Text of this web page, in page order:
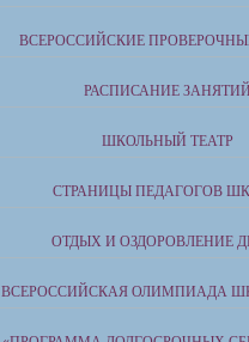
ВСЕРОССИЙСКИЕ
РАСПИСАНИЕ ЗАНЯТИЙ
ШКОЛЬНЫЙ ТЕАТР
СТРАНИЦЫ ПЕДАГОГОВ
ОТДЫХ И ОЗДОРОВЛЕНИЕ
ВСЕРОССИЙСКАЯ ОЛИМПИАДА